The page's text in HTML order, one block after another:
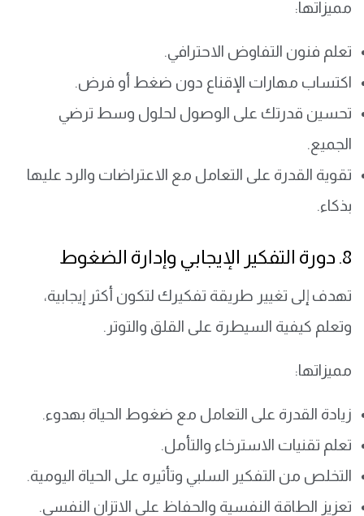
مميزاتها:
تعلم فنون التفاوض الاحترافي.
اكتساب مهارات الإقناع دون ضغط أو فرض.
تحسين قدرتك على الوصول لحلول وسط ترضي
الجميع.
تقوية القدرة على التعامل مع الاعتراضات والرد عليها
بذكاء.
8. دورة التفكير الإيجابي وإدارة الضغوط
تهدف إلى تغيير طريقة تفكيرك لتكون أكثر إيجابية،
وتعلم كيفية السيطرة على القلق والتوتر.
مميزاتها:
زيادة القدرة على التعامل مع ضغوط الحياة بهدوء.
تعلم تقنيات الاسترخاء والتأمل.
التخلص من التفكير السلبي وتأثيره على الحياة اليومية.
تعزيز الطاقة النفسية والحفاظ على الاتزان النفسي.